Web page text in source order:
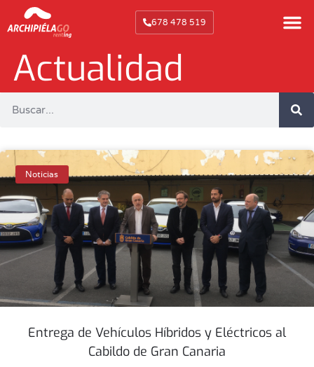
678 478 519
Actualidad
Noticias
Entrega de Vehículos Híbridos y Eléctricos al
Cabildo de Gran Canaria